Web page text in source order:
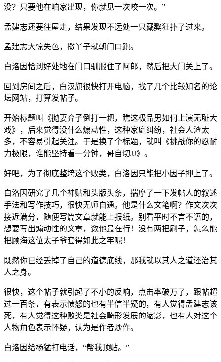
没？只要他在咱家出现，你就见一次咬一次。”
孟建志还要往屋走，结果发现不远处一只藏獒狂扑了过来。
孟建志大惊失色，撒丫子就朝门口跑。
白洛因恰到好处地在门口驯服住了阿郎，然后把大门关上了。
回到房间之后，白汉旗很快打开电脑，找了几个比较知名的论
坛网站，打算发帖子。
开始标题叫《抛妻弃子倒打一耙，瞧这极品男如何上演无耻大
戏》，后来觉得没什么煽动性，这种家庭纠纷，社会人渣太
多，不容易引起关注。于是换了个标题，就叫《挑战你的忍耐
力极限，谁能坚持看一分钟，哥自切JJ》。
好吧，为了彻底整垮这个败类，白洛因只能把小因子押上了。
白洛因研究了几个神贴和头版头条，揣摩了一下发帖人的叙述
手法和写作技巧，很快无师自通。他是什么文笔啊？作文次次
接近满分，随便写篇文章就能上报纸。别看平时不言不语的，
想要写出煽动性的文章，数他最在行！没有两把刷子，怎么能
把顾海这位太子爷套得如此之牢呢！
既然你已经丢掉了自己的道德底线，那我就以其人之道还治其
人之身。
很快，这个帖子就引起了不小的反响，点击率破万了，跟帖超
过一百条，有表示愤怒的也有半信半疑的，有人觉得孟建志该
死，有人觉得这种败类是社会畸形发展的缩影，也有人对这个
人物角色表示怀疑，认为是作者炒作。
白洛因给杨猛打电话，“帮我顶贴。”